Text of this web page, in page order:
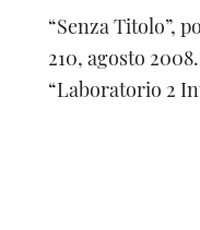
“Senza Titolo”,
210, agosto
“Laboratorio 2